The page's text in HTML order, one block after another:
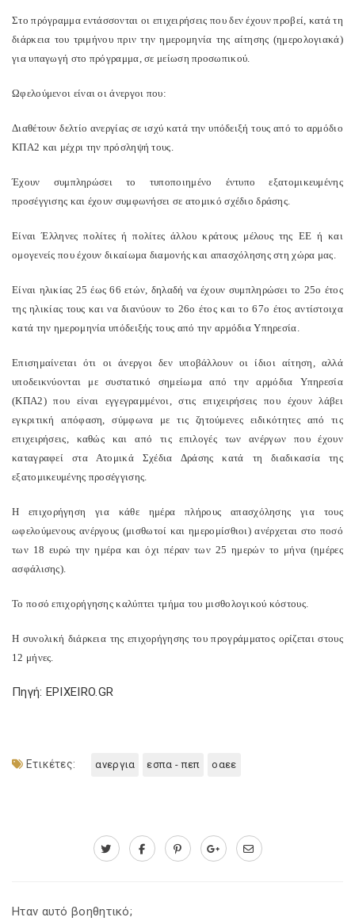
Στο πρόγραμμα εντάσσονται οι επιχειρήσεις που δεν έχουν προβεί, κατά τη
διάρκεια του τριμήνου πριν την ημερομηνία της αίτησης (ημερολογιακά)
για υπαγωγή στο πρόγραμμα, σε μείωση προσωπικού.
Ωφελούμενοι είναι οι άνεργοι που:
Διαθέτουν δελτίο ανεργίας σε ισχύ κατά την υπόδειξή τους από το αρμόδιο
ΚΠΑ2 και μέχρι την πρόσληψή τους.
Έχουν συμπληρώσει το τυποποιημένο έντυπο εξατομικευμένης
προσέγγισης και έχουν συμφωνήσει σε ατομικό σχέδιο δράσης.
Είναι Έλληνες πολίτες ή πολίτες άλλου κράτους μέλους της ΕΕ ή και
ομογενείς που έχουν δικαίωμα διαμονής και απασχόλησης στη χώρα μας.
Είναι ηλικίας 25 έως 66 ετών, δηλαδή να έχουν συμπληρώσει το 25ο έτος
της ηλικίας τους και να διανύουν το 26ο έτος και το 67ο έτος αντίστοιχα
κατά την ημερομηνία υπόδειξής τους από την αρμόδια Υπηρεσία.
Επισημαίνεται ότι οι άνεργοι δεν υποβάλλουν οι ίδιοι αίτηση, αλλά
υποδεικνύονται με συστατικό σημείωμα από την αρμόδια Υπηρεσία
(ΚΠΑ2) που είναι εγγεγραμμένοι, στις επιχειρήσεις που έχουν λάβει
εγκριτική απόφαση, σύμφωνα με τις ζητούμενες ειδικότητες από τις
επιχειρήσεις, καθώς και από τις επιλογές των ανέργων που έχουν
καταγραφεί στα Ατομικά Σχέδια Δράσης κατά τη διαδικασία της
εξατομικευμένης προσέγγισης.
Η επιχορήγηση για κάθε ημέρα πλήρους απασχόλησης για τους
ωφελούμενους ανέργους (μισθωτοί και ημερομίσθιοι) ανέρχεται στο ποσό
των 18 ευρώ την ημέρα και όχι πέραν των 25 ημερών το μήνα (ημέρες
ασφάλισης).
Το ποσό επιχορήγησης καλύπτει τμήμα του μισθολογικού κόστους.
Η συνολική διάρκεια της επιχορήγησης του προγράμματος ορίζεται στους
12 μήνες.
Πηγή: EPIXEIRO.GR
Ετικέτες: ανεργια εσπα - πεπ οαεε
Ηταν αυτό βοηθητικό;